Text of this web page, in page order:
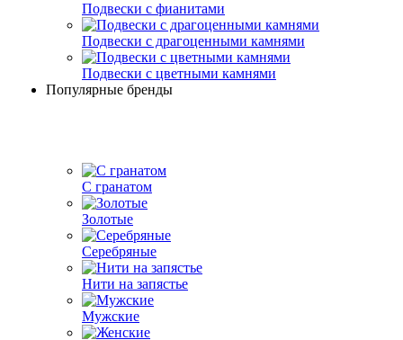
Подвески с фианитами
Подвески с драгоценными камнями
Подвески с цветными камнями
Популярные бренды
С гранатом
Золотые
Серебряные
Нити на запястье
Мужские